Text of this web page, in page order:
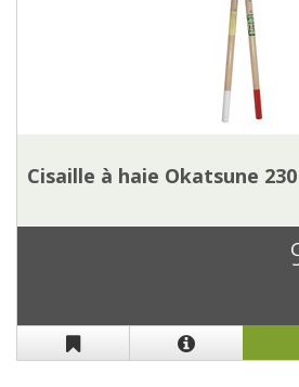
Cisaille à haie Okatsune